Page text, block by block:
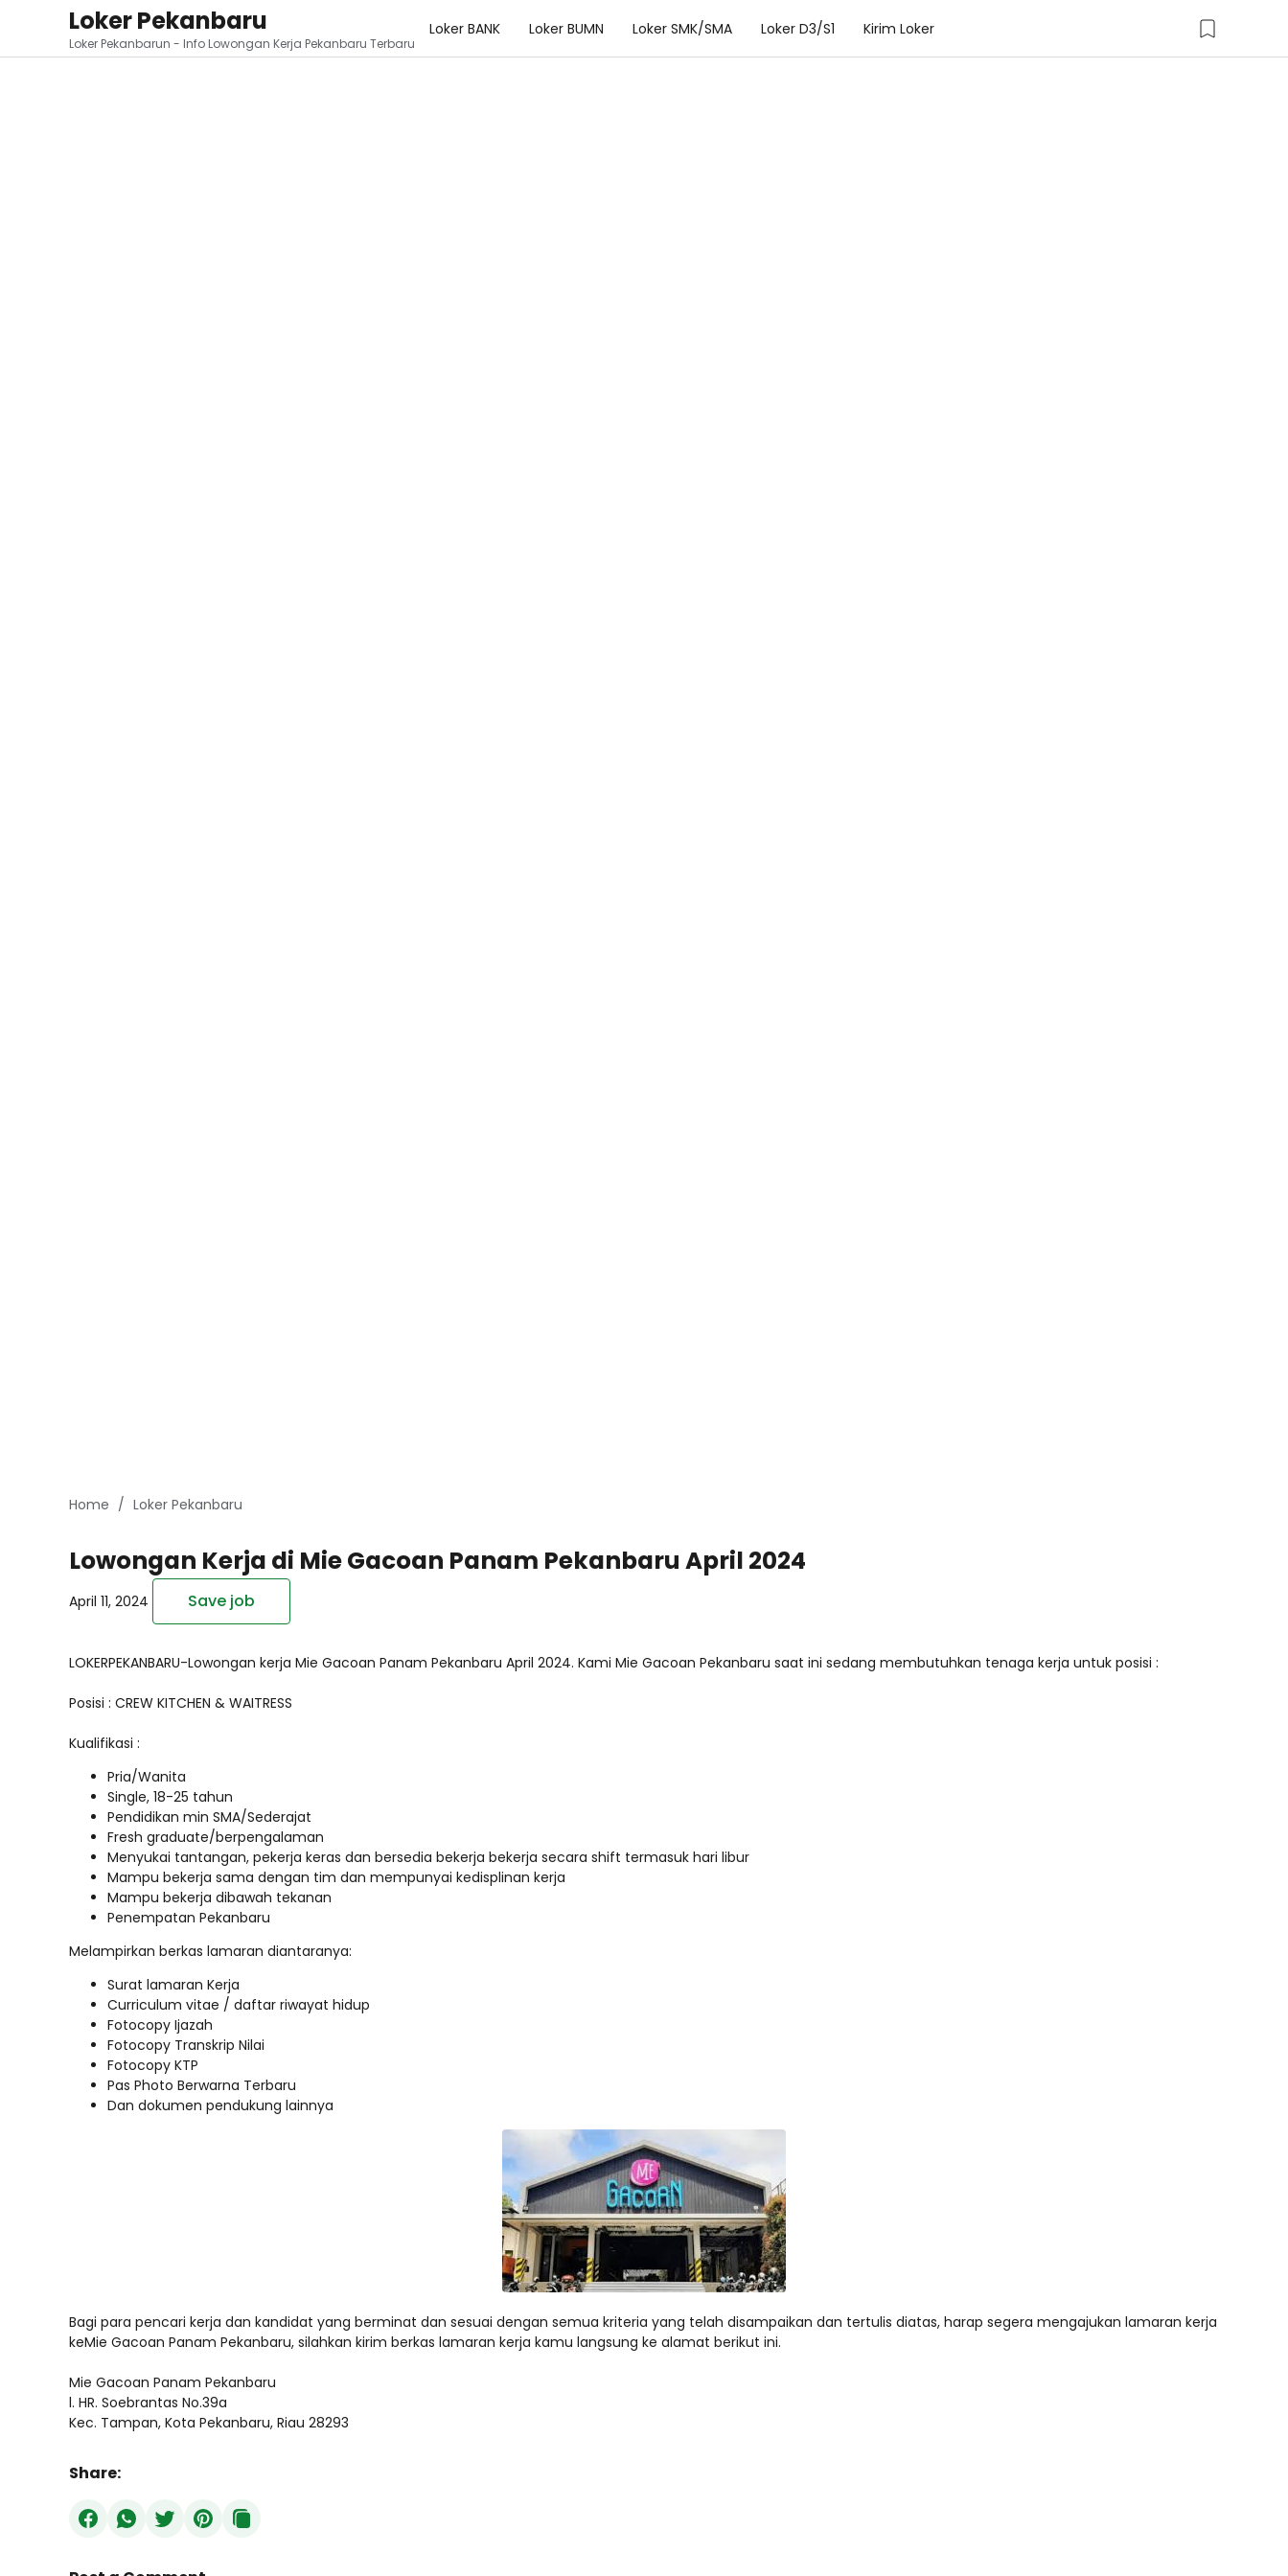
Loker Pekanbaru
Loker Pekanbarun - Info Lowongan Kerja Pekanbaru Terbaru
Loker BANK Loker BUMN Loker SMK/SMA Loker D3/S1 Kirim Loker
Home Loker Pekanbaru
Lowongan Kerja di Mie Gacoan Panam Pekanbaru April 2024
April 11, 2024 Save job
LOKERPEKANBARU-Lowongan kerja Mie Gacoan Panam Pekanbaru April 2024. Kami Mie Gacoan Pekanbaru saat ini sedang membutuhkan tenaga kerja untuk posisi :
Posisi : CREW KITCHEN & WAITRESS
Kualifikasi :
Pria/Wanita
Single, 18-25 tahun
Pendidikan min SMA/Sederajat
Fresh graduate/berpengalaman
Menyukai tantangan, pekerja keras dan bersedia bekerja bekerja secara shift termasuk hari libur
Mampu bekerja sama dengan tim dan mempunyai kedisplinan kerja
Mampu bekerja dibawah tekanan
Penempatan Pekanbaru
Melampirkan berkas lamaran diantaranya:
Surat lamaran Kerja
Curriculum vitae / daftar riwayat hidup
Fotocopy Ijazah
Fotocopy Transkrip Nilai
Fotocopy KTP
Pas Photo Berwarna Terbaru
Dan dokumen pendukung lainnya
Bagi para pencari kerja dan kandidat yang berminat dan sesuai dengan semua kriteria yang telah disampaikan dan tertulis diatas, harap segera mengajukan lamaran kerja
keMie Gacoan Panam Pekanbaru, silahkan kirim berkas lamaran kerja kamu langsung ke alamat berikut ini.
Mie Gacoan Panam Pekanbaru
l. HR. Soebrantas No.39a
Kec. Tampan, Kota Pekanbaru, Riau 28293
Share: